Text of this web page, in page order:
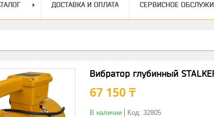
ДОСТАВКА И ОПЛАТА СЕРВИСНОЕ
Вибратор глубинный
67 150 ₸
В наличии Код: 32805